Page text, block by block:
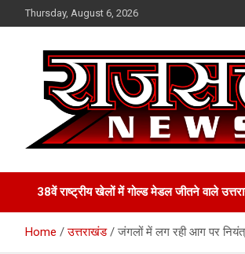
to
Thursday, August 6, 2026
Raj Satta News
38वें राष्ट्रीय खेलों में गोल्‍ड मेडल जीतने वाले
Home उत्तराखंड जंगलों में लग रही आग पर